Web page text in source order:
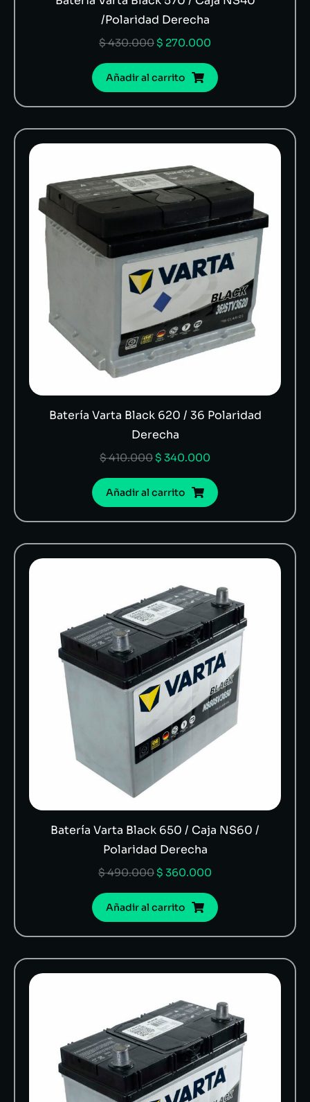
/Polaridad Derecha
$430.000 $ 270.000
Añadir al carrito
Batería Varta Black 620 / 36 Polaridad
Derecha
$410.000 $ 340.000
Añadir al carrito
Batería Varta Black 650 / Caja NS60 /
Polaridad Derecha
$490.000 $ 360.000
Añadir al carrito